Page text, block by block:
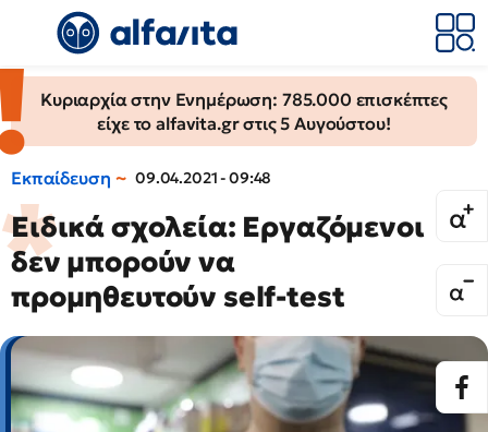
Κυριαρχία στην Ενημέρωση: 785.000 επισκέπτες
είχε το alfavita.gr στις 5 Αυγούστου!
Εκπαίδευση 09.04.2021 - 09:48
Ειδικά σχολεία: Εργαζόμενοι
δεν μπορούν να
προμηθευτούν self-test